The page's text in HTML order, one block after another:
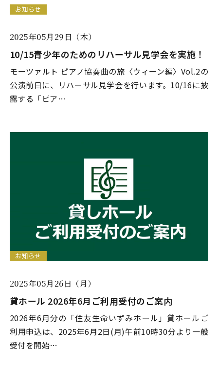
お知らせ
2025年05月29日（木）
10/15青少年のためのリハーサル見学会を実施！
モーツァルト ピアノ協奏曲の旅〈ウィーン編〉Vol.2の
公演前日に、リハーサル見学会を行います。10/16に披
露する「ピア…
お知らせ
2025年05月26日（月）
貸ホール 2026年6月ご利用受付のご案内
2026年6月分の「住友生命いずみホール」貸ホールご
利用申込は、2025年6月2日(月)午前10時30分より一般
受付を開始…